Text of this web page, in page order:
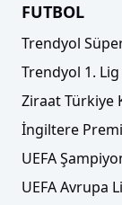
FUTBOL
Trendyol
Trendyol 1. Lig
Ziraat Türkiye
İngiltere
UEFA
UEFA Avrupa